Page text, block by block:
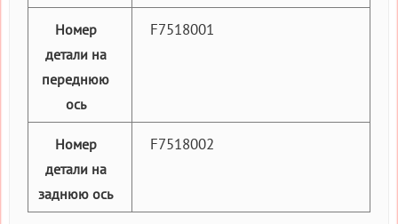
Номер
детали на
переднюю
ось
F7518001
Номер
детали на
заднюю ось
F7518002